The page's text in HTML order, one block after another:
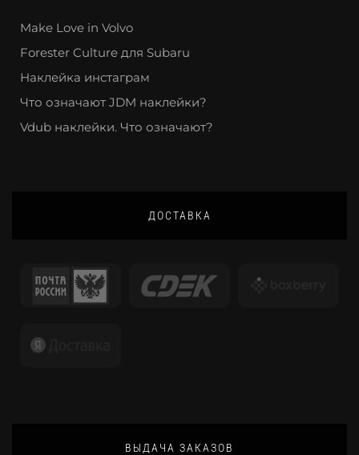
Make Love in Volvo
Forester Culture для Subaru
Наклейка инстаграм
Что означают JDM наклейки?
Vdub наклейки. Что означают?
ДОСТАВКА
ВЫДАЧА ЗАКАЗОВ